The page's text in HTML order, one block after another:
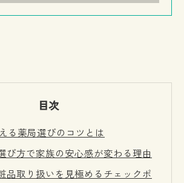
目次
る薬局選びのコツとは
び方で家族の安心感が変わる理由
品取り扱いを見極めるチェックポ